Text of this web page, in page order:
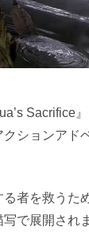
Sacrifice
ションアド
者を救うた
で展開され